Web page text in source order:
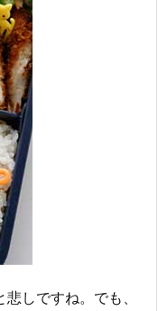
しですね。でも、